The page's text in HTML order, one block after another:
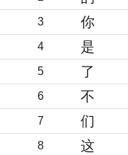
3 你
4 是
5 了
6 不
7 们
8 这